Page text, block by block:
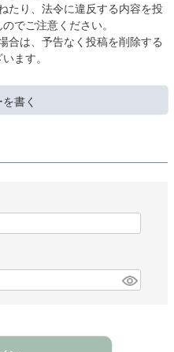
たり、法令に違反する内容を投
でご注意ください。
合は、予告なく投稿を削除する
ます。
書く